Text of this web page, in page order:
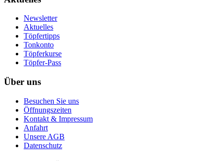
Newsletter
Aktuelles
Töpfertipps
Tonkonto
Töpferkurse
Töpfer-Pass
Über uns
Besuchen Sie uns
Öffnungszeiten
Kontakt & Impressum
Anfahrt
Unsere AGB
Datenschutz